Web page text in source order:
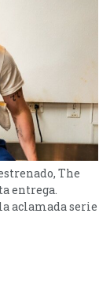
The
entrega.
aclamada serie
quinta y
en